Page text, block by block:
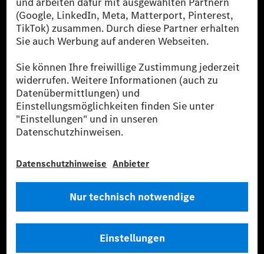
Public in Europa, den USA, Kanada und China. Sofern an der jeweiligen
Ladestation noch kein Strom aus erneuerbaren Energien vorliegt,
verwendet Renewable Charging Grünstromzertifikate*. Diese stellen
sicher, dass für Ladevorgänge über MB.CHARGE Public eine äquivalente
Strommenge aus erneuerbaren Energien ins Stromnetz eingespeist wird.
* Inkl. EKOenergy Ökolabel
* Die angegebenen Werte wurden nach dem vorgeschriebenen
Messverfahren WLTP (Worldwide harmonised Light vehicles Test
Procedure) ermittelt. Die angegebenen Spannweiten beziehen sich auf
den europäischen Markt. Der Energieverbrauch und der CO₂-Ausstoß
eines Pkw sind nicht nur von der effizienten Ausnutzung des Kraftstoffs
bzw. des Energieträgers durch den Pkw, sondern auch vom Fahrstil und
** Der Stromverbrauch wurde auf der Grundlage der VO 692/2008/EG
Fahrzeugkonfiguration.
*** Angaben zum Stromverbrauch und zur Reichweite sind vorläufig und
wurden intern nach Maßgabe der Zertifizierungsmethode „WLTP-
Typgenehmigung noch eine Konformitätsbescheinigung mit amtlichen